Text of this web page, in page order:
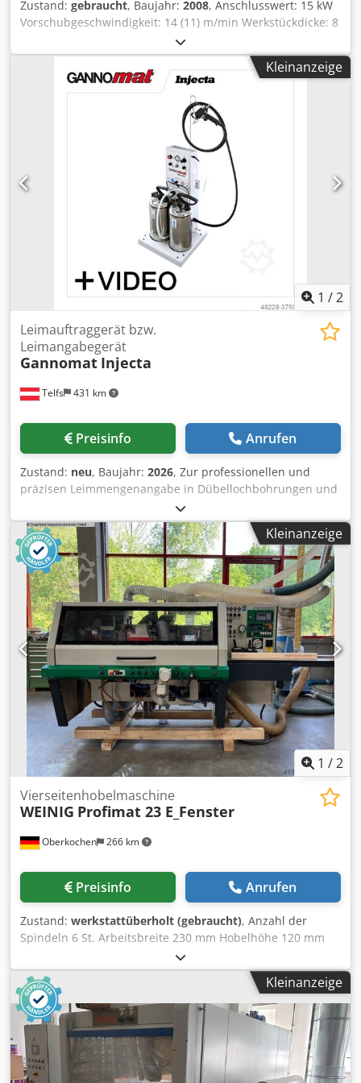
Zustand: gebraucht, Baujahr: 2008, Anschlusswert: 15 kW
Vorschubgeschwindigkeit: 14 (11) m/min Werkstückdicke: 8
- 60 mm Kantendicke: 0,4 - 8 mm Rollentrennen: max. 3,0 x
45 / 0,8 x 65 mm Absaugdurchmesser: 120 / 160 / 100 mm
Arbeitshöhe: 950 mm Maße: 6260 x 1560 x 2300 mm
Gewicht: ca. 3000 kg Lagerort: Lieferant Crsdpfx Aoy
Kleinanzeige
1 /2
Telfs 431 km
Leimauftraggerät bzw.
Leimangabegerät
Gannomat Injecta
Preisinfo Anrufen
Zustand: neu, Baujahr: 2026, Zur professionellen und
präzisen Leimmengenangabe in Dübellochbohrungen und
Rückwandnuten. Credpfx Asdxz Tpsqpef Kurzvorstellung: •
Immer gleiche und richtige Leimmenge • Kein
nachträgliches Reinigen der Werkstücke von zu viel Leim
ist notwendig • Einfachste und geringste (1x Woche)
Reinigung des Leimsystems (über Spülprogramm) •
Leimkosteneinsparung • Ergonomische und leichte
Leimpistole verglichen mit Leimflaschen • Schnelles und
genaueres Arbeiten verglichen mit Leimflaschen
Kleinanzeige
1 /2
Oberkochen 266 km
Vierseitenhobelmaschine
WEINIG Profimat 23 E_Fenster
Preisinfo Anrufen
Zustand: werkstattüberholt (gebraucht), Anzahl der
Spindeln 6 St. Arbeitsbreite 230 mm Hobelhöhe 120 mm
Abrichttischlänge 2500 mm Vorschubmotor 3 kW
Vorschubgeschwindigkeit 5-24 m/min.
Gesamtleistungsbedarf 27 kw Maße (Länge/Breite/Höhe)
3900 x 2200 x 2000 mm Maschinengewicht ca, 2500 kg
Weinig Vierseitenhobelmaschine Profimat 23
Fensterversion mit Glasleistenaustrennung oder als
Nutspindel verwendbar ATS-Steuerung und
Programmsteuerung ----- Maschine wurde 2024 von Firma
Kleinanzeige